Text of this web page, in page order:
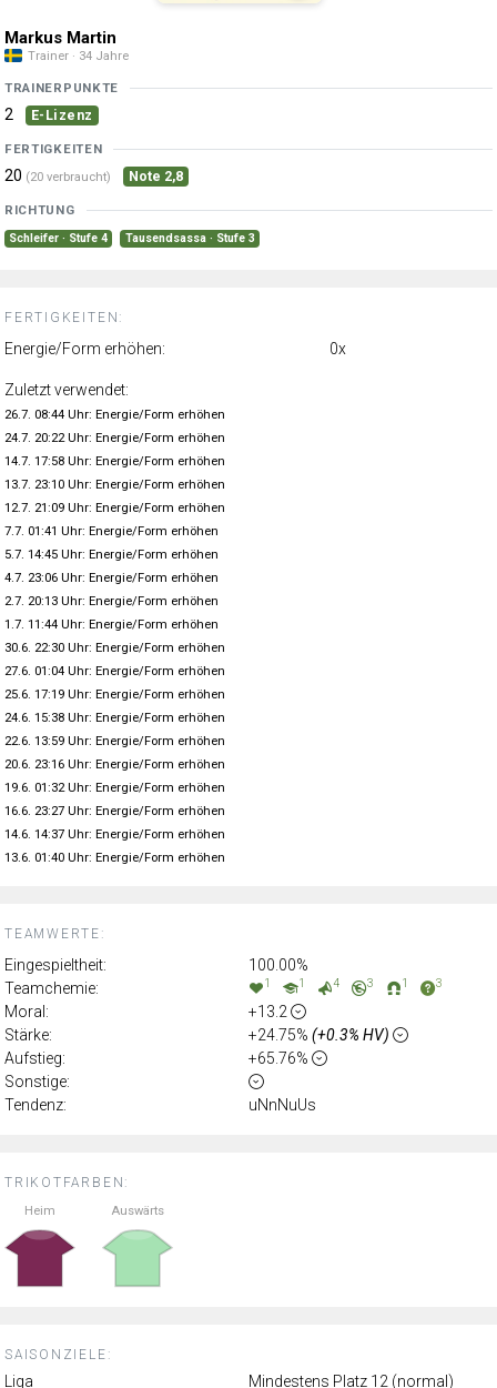
TRIKOTFARBEN:
Heim Auswärts
SAISONZIELE:
Liga Mindestens Platz 12 (normal)
TEAMWERTE:
Eingespieltheit:
100.00%
Teamchemie:
1 1 4 3 1 3
Moral:
+13.2
Stärke:
+24.75% (+0.3% HV)
Aufstieg:
+65.76%
Sonstige:
Tendenz:
uNnNuUs
Markus Martin
Trainer · 34 Jahre
TRAINERPUNKTE
2 E-Lizenz
FERTIGKEITEN
20 (20 verbraucht) Note 2,8
RICHTUNG
Schleifer · Stufe 4 Tausendsassa · Stufe 3
FERTIGKEITEN:
Energie/Form erhöhen: 0x
Zuletzt verwendet:
26.7. 08:44 Uhr: Energie/Form erhöhen
24.7. 20:22 Uhr: Energie/Form erhöhen
14.7. 17:58 Uhr: Energie/Form erhöhen
13.7. 23:10 Uhr: Energie/Form erhöhen
12.7. 21:09 Uhr: Energie/Form erhöhen
7.7. 01:41 Uhr: Energie/Form erhöhen
5.7. 14:45 Uhr: Energie/Form erhöhen
4.7. 23:06 Uhr: Energie/Form erhöhen
2.7. 20:13 Uhr: Energie/Form erhöhen
1.7. 11:44 Uhr: Energie/Form erhöhen
30.6. 22:30 Uhr: Energie/Form erhöhen
27.6. 01:04 Uhr: Energie/Form erhöhen
25.6. 17:19 Uhr: Energie/Form erhöhen
24.6. 15:38 Uhr: Energie/Form erhöhen
22.6. 13:59 Uhr: Energie/Form erhöhen
20.6. 23:16 Uhr: Energie/Form erhöhen
19.6. 01:32 Uhr: Energie/Form erhöhen
16.6. 23:27 Uhr: Energie/Form erhöhen
14.6. 14:37 Uhr: Energie/Form erhöhen
13.6. 01:40 Uhr: Energie/Form erhöhen